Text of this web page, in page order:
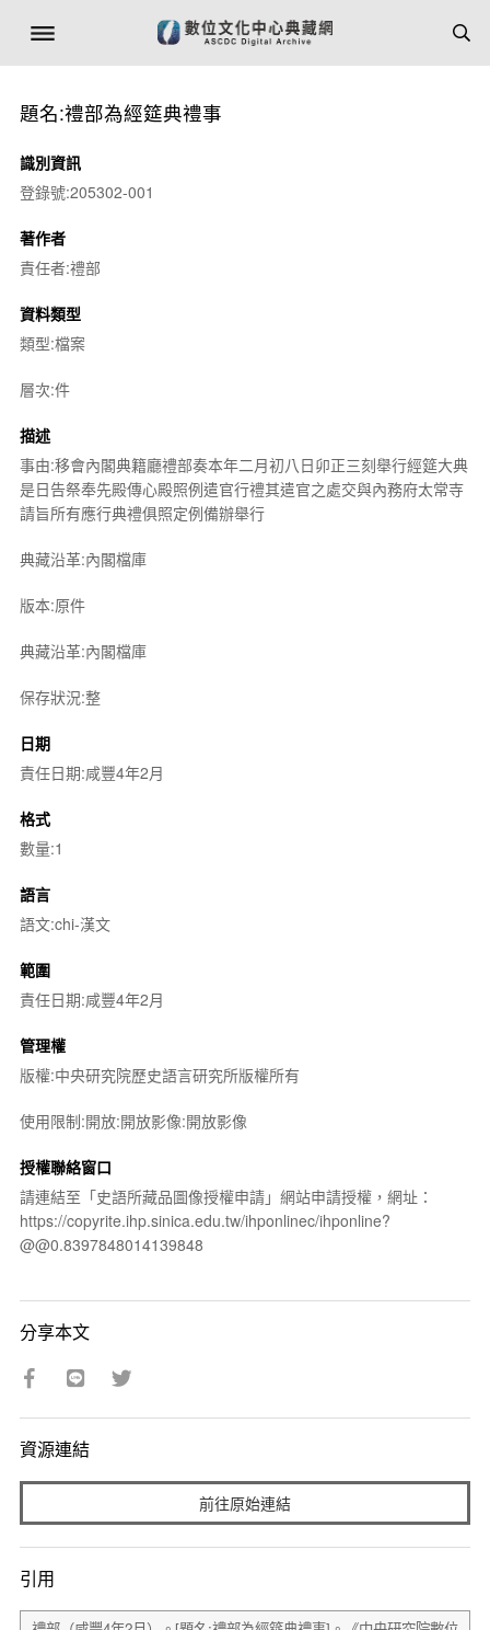
題名:禮部為經筵典禮事
識別資訊
登錄號:205302-001
著作者
責任者:禮部
資料類型
類型:檔案
層次:件
描述
事由:移會內閣典籍廳禮部奏本年二月初八日卯正三刻舉行經筵大典
是日告祭奉先殿傳心殿照例遣官行禮其遣官之處交與內務府太常寺
請旨所有應行典禮俱照定例備辦舉行
典藏沿革:內閣檔庫
版本:原件
典藏沿革:內閣檔庫
保存狀況:整
日期
責任日期:咸豐4年2月
格式
數量:1
語言
語文:chi-漢文
範圍
責任日期:咸豐4年2月
管理權
版權:中央研究院歷史語言研究所版權所有
使用限制:開放:開放影像:開放影像
授權聯絡窗口
請連結至「史語所藏品圖像授權申請」網站申請授權，網址：
https://copyrite.ihp.sinica.edu.tw/ihponlinec/ihponline?
@@0.8397848014139848
分享本文
資源連結
前往原始連結
引用